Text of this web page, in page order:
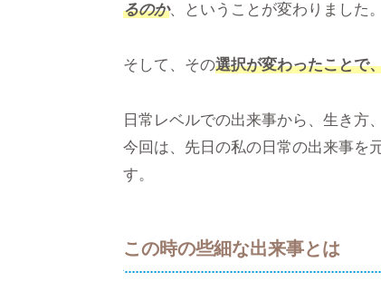
るのか、ということが変わりました。
そして、その選択が変わったことで
日常レベルでの出来事から、生き方
今回は、先日の私の日常の出来事を
す。
この時の些細な出来事とは